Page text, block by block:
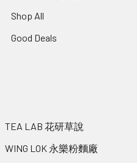
Shop All
Good Deals
TEA LAB 花研草說
WING LOK 永樂粉麵廠